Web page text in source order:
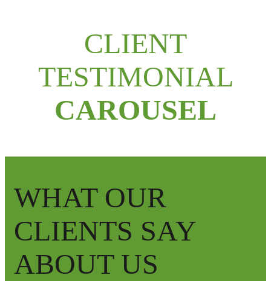
CLIENT
TESTIMONIAL
CAROUSEL
WHAT OUR
CLIENTS SAY
ABOUT US